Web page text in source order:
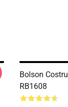
Bolson
RB1608